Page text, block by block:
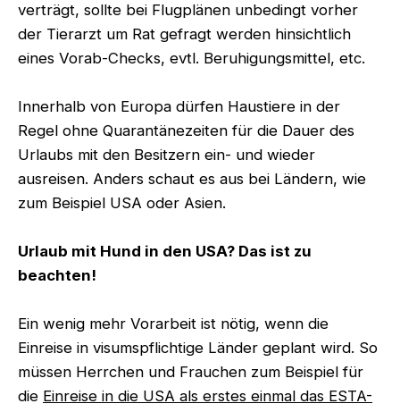
verträgt, sollte bei Flugplänen unbedingt vorher
der Tierarzt um Rat gefragt werden hinsichtlich
eines Vorab-Checks, evtl. Beruhigungsmittel, etc.
Innerhalb von Europa dürfen Haustiere in der
Regel ohne Quarantänezeiten für die Dauer des
Urlaubs mit den Besitzern ein- und wieder
ausreisen. Anders schaut es aus bei Ländern, wie
zum Beispiel USA oder Asien.
Urlaub mit Hund in den USA? Das ist zu
beachten!
Ein wenig mehr Vorarbeit ist nötig, wenn die
Einreise in visumspflichtige Länder geplant wird. So
müssen Herrchen und Frauchen zum Beispiel für
die Einreise in die USA als erstes einmal das ESTA-